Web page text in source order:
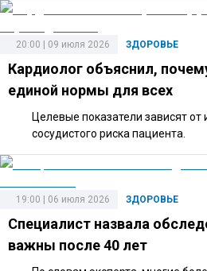
ЗДОРОВЬЕ
20:00 | 09 июля 2026
Кардиолог объяснил,
единой нормы для всех
Целевые показатели зависят
сосудистого риска пациента.
ЗДОРОВЬЕ
19:00 | 06 июля 2026
Специалист назвала
важны после 40 лет